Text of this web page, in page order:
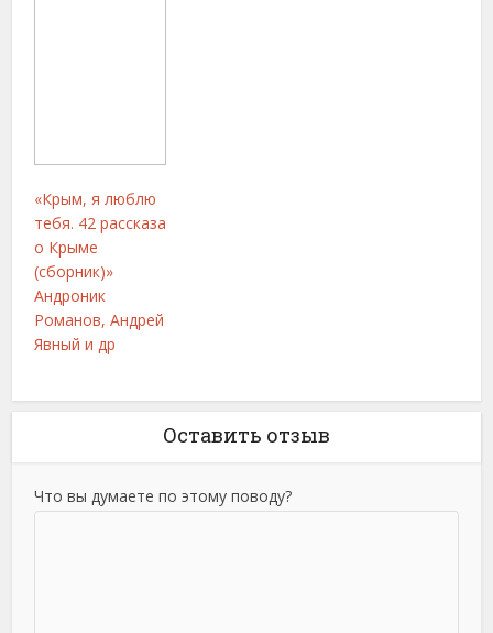
«Крым, я люблю
тебя. 42 рассказа
о Крыме
(сборник)»
Андроник
Романов, Андрей
Явный и др
Оставить отзыв
Что вы думаете по этому поводу?